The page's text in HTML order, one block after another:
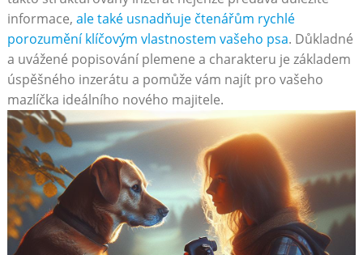
informace, ale také usnadňuje ⁣čtenářům ‌rychlé
porozumění klíčovým vlastnostem vašeho psa. ⁢Důkladné
a uvážené popisování plemene a charakteru je základem
úspěšného inzerátu a pomůže vám najít pro vašeho‌
mazlíčka ideálního nového majitele.